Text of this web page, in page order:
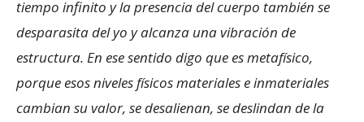
tiempo infinito y la presencia del cuerpo también se
desparasita del yo y alcanza una vibración de
estructura. En ese sentido digo que es metafísico,
porque esos niveles físicos materiales e inmateriales
cambian su valor, se desalienan, se deslindan de la